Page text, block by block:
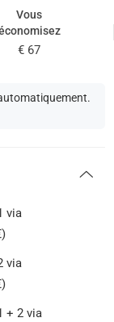
Vous
€ 67
via
via
+ 2 via